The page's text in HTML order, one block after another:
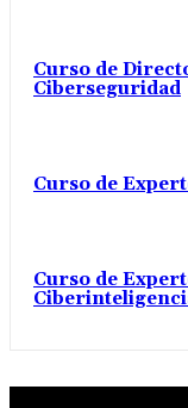
Curso de
Ciberseguridad
Curso de
Curso de